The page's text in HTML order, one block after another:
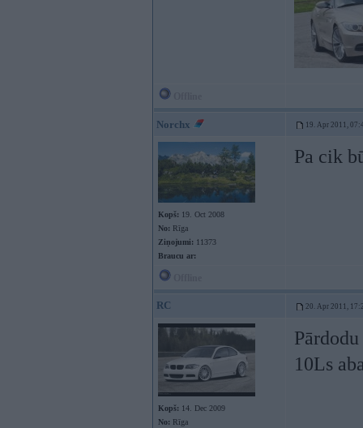
Norchx 19. Apr 2011,
Kopš: 19. Oct 2008
No: Rīga
Ziņojumi: 11373
Braucu ar:
Pa cik
RC 20. Apr 2011,
Kopš: 14. Dec 2009
No: Rīga
10Ls